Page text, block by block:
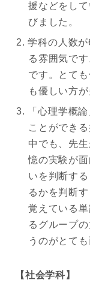
援などをし
びました。
学科の人数
る雰囲気で
です。とて
も優しい方が
「心理学概
ことができ
中でも、先
憶の実験が
いを判断す
るかを判断
覚えている
るグループ
うのがとて
【社会学科】